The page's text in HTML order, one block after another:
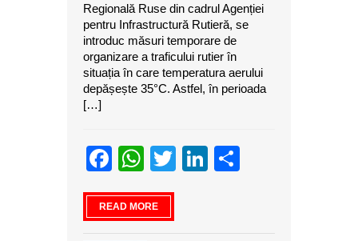
Regională Ruse din cadrul Agenției
pentru Infrastructură Rutieră, se
introduc măsuri temporare de
organizare a traficului rutier în
situația în care temperatura aerului
depășește 35°C. Astfel, în perioada
[…]
Facebook
WhatsApp
TwitterLinkedIn
READ MORE